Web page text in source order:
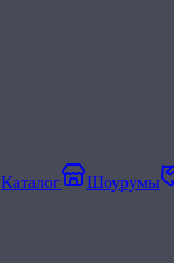
Каталог Шоурумы